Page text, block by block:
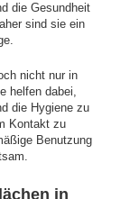
die Gesundheit
sind sie ein
nicht nur in
helfen dabei,
die Hygiene zu
Kontakt zu
Benutzung
in